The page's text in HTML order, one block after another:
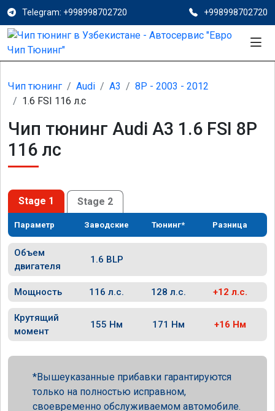
Telegram: +998998702720 +998998702720
Чип тюнинг Audi A3
8P - 2003 - 2012
1.6 FSI 116 л.с
Чип тюнинг Audi A3 1.6 FSI 8P
116 лс
Stage 1 Stage 2
Параметр Заводские Тюнинг* Разница
Объем
двигателя
1.6 BLP
Мощность 116 л.с. 128 л.с. +12 л.с.
Крутящий
момент
155 Нм 171 Нм +16 Нм
Вышеуказанные прибавки гарантируются
только на полностью исправном,
своевременно обслуживаемом автомобиле.